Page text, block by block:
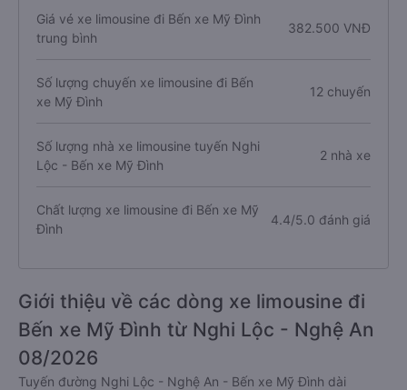
Giá vé xe limousine đi Bến xe Mỹ Đình
trung bình
382.500 VNĐ
Số lượng chuyến xe limousine đi Bến
xe Mỹ Đình
12 chuyến
Số lượng nhà xe limousine tuyến Nghi
Lộc - Bến xe Mỹ Đình
2 nhà xe
Chất lượng xe limousine đi Bến xe Mỹ
Đình
4.4/5.0 đánh giá
Giới thiệu về các dòng xe limousine đi
Bến xe Mỹ Đình từ Nghi Lộc - Nghệ An
08/2026
Tuyến đường Nghi Lộc - Nghệ An - Bến xe Mỹ Đình dài